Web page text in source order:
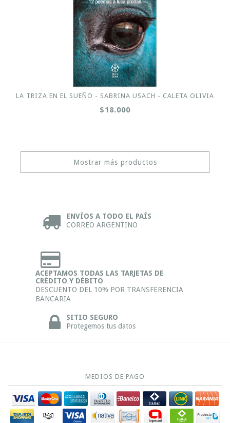
LA TRIZA EN EL SUEÑO - SABRINA USACH - CALETA OLIVIA
$18.000
Mostrar más productos
ENVÍOS A TODO EL PAÍS
CORREO ARGENTINO
ACEPTAMOS TODAS LAS TARJETAS DE
CRÉDITO Y DÉBITO
DESCUENTO DEL 10% POR TRANSFERENCIA
BANCARIA
SITIO SEGURO
Protegemos tus datos
MEDIOS DE PAGO